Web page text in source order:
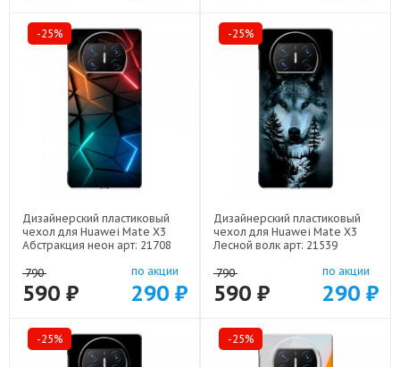
-25%
Дизайнерский пластиковый
чехол для Huawei Mate X3
Абстракция неон арт: 21708
790
590 ₽
по акции
290 ₽
-25%
Дизайнерский пластиковый
чехол для Huawei Mate X3
Лесной волк арт: 21539
790
590 ₽
по акции
290 ₽
-25% -25%